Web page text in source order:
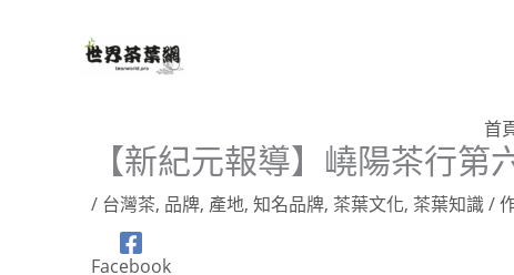
首
【新紀元報導】嶢陽茶行
/ 台灣茶, 品牌, 產地, 知名品牌, 茶葉文化, 茶葉知識/
Facebook